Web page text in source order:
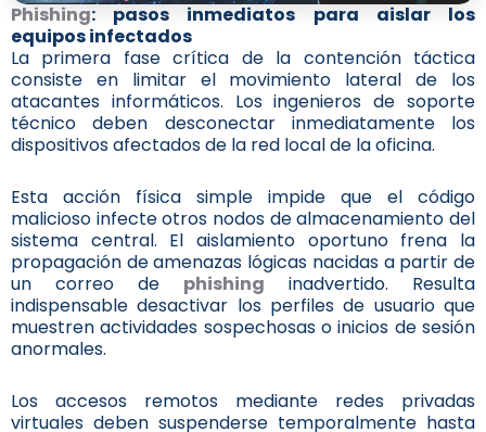
Phishing: pasos inmediatos para aislar los
equipos infectados
La primera fase crítica de la contención táctica
consiste en limitar el movimiento lateral de los
atacantes informáticos. Los ingenieros de soporte
técnico deben desconectar inmediatamente los
dispositivos afectados de la red local de la oficina.
Esta acción física simple impide que el código
malicioso infecte otros nodos de almacenamiento del
sistema central. El aislamiento oportuno frena la
propagación de amenazas lógicas nacidas a partir de
un correo de phishing inadvertido. Resulta
indispensable desactivar los perfiles de usuario que
muestren actividades sospechosas o inicios de sesión
anormales.
Los accesos remotos mediante redes privadas
virtuales deben suspenderse temporalmente hasta